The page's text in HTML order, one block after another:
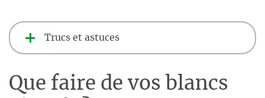
Trucs et astuces
Que faire de vos blancs